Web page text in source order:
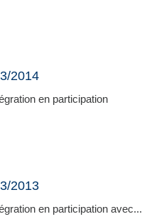
2014
en participation
2013
en participation avec...